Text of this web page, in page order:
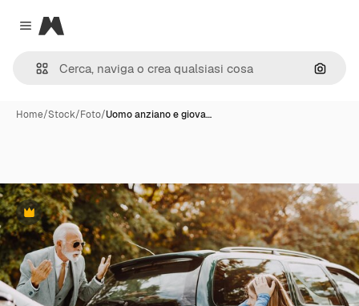
Close menu
Magnific
Cerca
Home/Stock/Foto/Uomo anziano e giova…
Premium